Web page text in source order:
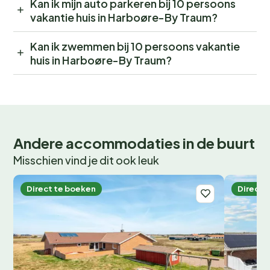
Kan ik mijn auto parkeren bij 10 persoons
vakantie huis in Harboøre-By Traum?
Kan ik zwemmen bij 10 persoons vakantie
huis in Harboøre-By Traum?
Andere accommodaties in de buurt
Misschien vind je dit ook leuk
Direct te boeken Direct